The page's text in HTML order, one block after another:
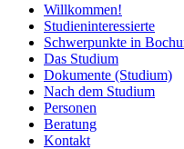
Willkommen!
Studieninteressierte
Schwerpunkte in
Das Studium
Dokumente (Studium)
Nach dem Studium
Personen
Beratung
Kontakt